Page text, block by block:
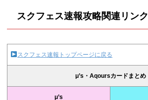
スクフェス速報攻略関連リンク
スクフェス速報トップページに戻る
μ’s・Aqoursカードまとめ
μ’s